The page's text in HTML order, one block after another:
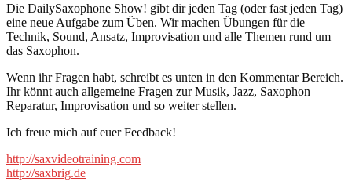
Die DailySaxophone Show! gibt dir jeden Tag (oder fast jeden Tag)
eine neue Aufgabe zum Üben. Wir machen Übungen für die
Technik, Sound, Ansatz, Improvisation und alle Themen rund um
das Saxophon.
Wenn ihr Fragen habt, schreibt es unten in den Kommentar Bereich.
Ihr könnt auch allgemeine Fragen zur Musik, Jazz, Saxophon
Reparatur, Improvisation und so weiter stellen.
Ich freue mich auf euer Feedback!
http://saxvideotraining.com
http://saxbrig.de